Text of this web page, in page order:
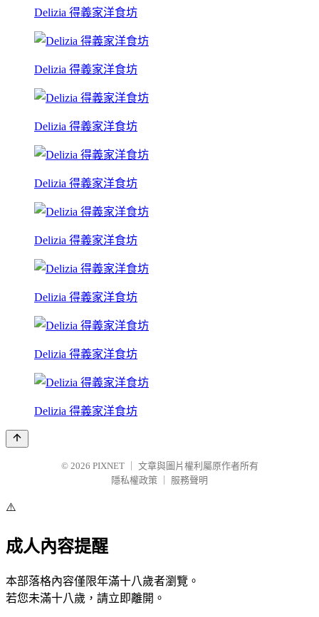
Delizia 得義家洋食坊
Delizia 得義家洋食坊
Delizia 得義家洋食坊
Delizia 得義家洋食坊
Delizia 得義家洋食坊
Delizia 得義家洋食坊
Delizia 得義家洋食坊
Delizia 得義家洋食坊
© 2026 PIXNET
文章與圖片權利屬原作者所有
隱私權政策
服務聲明
⚠️
成人內容提醒
本部落格內容僅限年滿十八歲者瀏覽。
若您未滿十八歲，請立即離開。